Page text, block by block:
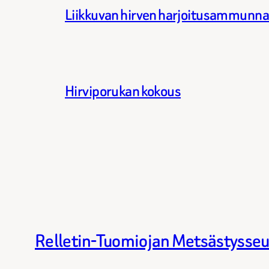
Liikkuvan hirven
Hirviporukan kokous
Relletin-Tuomiojan